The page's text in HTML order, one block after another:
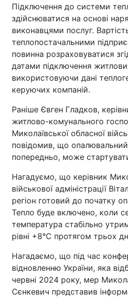
Підключення до системи
здійснюватися на основі
виконавцями послуг.
теплопостачальними
повинна розраховуватися
датами підключення
використовуючи дані
керуючих компаній.
Раніше Євген Гладков,
житлово-комунального
Миколаївської обласної
повідомив, що
попередньо, може
Нагадуємо, що керівник
військової адміністрації
регіон готовий до початку
Тепло буде включено, коли
температура стабільно
рівні +8°C протягом трьох
Нагадаємо, що під час
відновленню України, яка
червні 2024 року, мер
Сєнкевич представив